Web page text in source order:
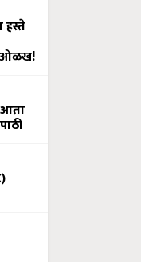
हस्ते
ओळख!
आता